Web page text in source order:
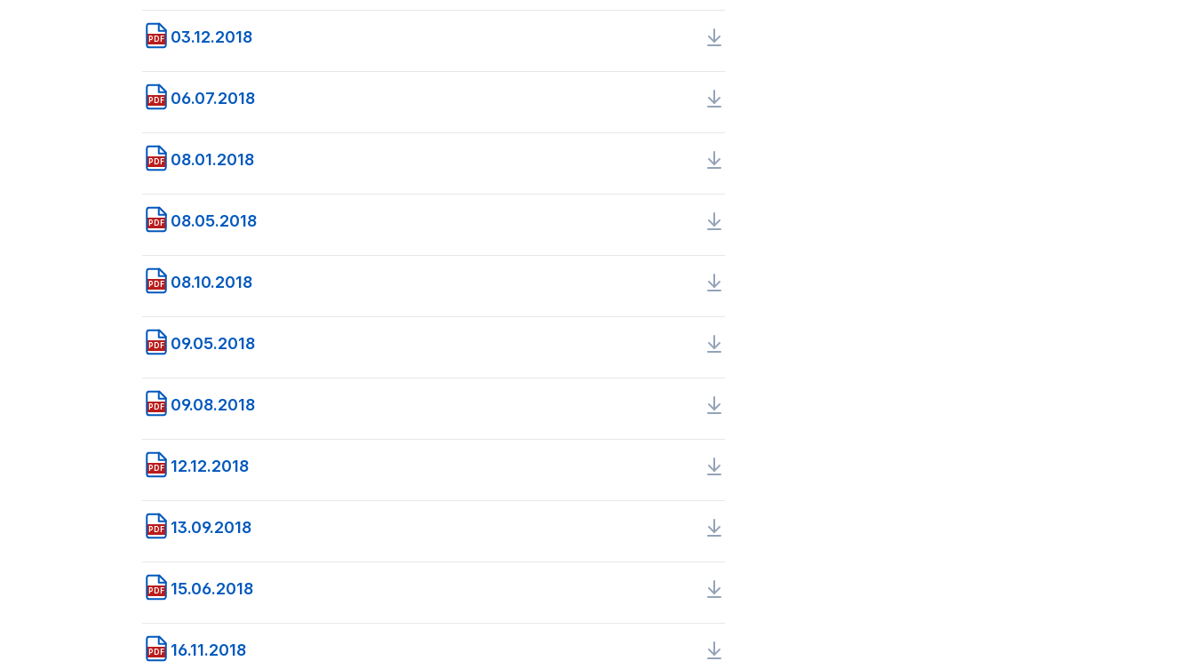
PDF 03.12.2018
PDF 06.07.2018
PDF 08.01.2018
PDF 08.05.2018
PDF 08.10.2018
PDF 09.05.2018
PDF 09.08.2018
PDF 12.12.2018
PDF 13.09.2018
PDF 15.06.2018
PDF 16.11.2018